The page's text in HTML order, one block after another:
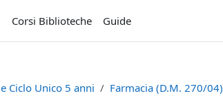
Corsi Biblioteche Guide
Ciclo Unico 5 anni Farmacia (D.M. 270/04)